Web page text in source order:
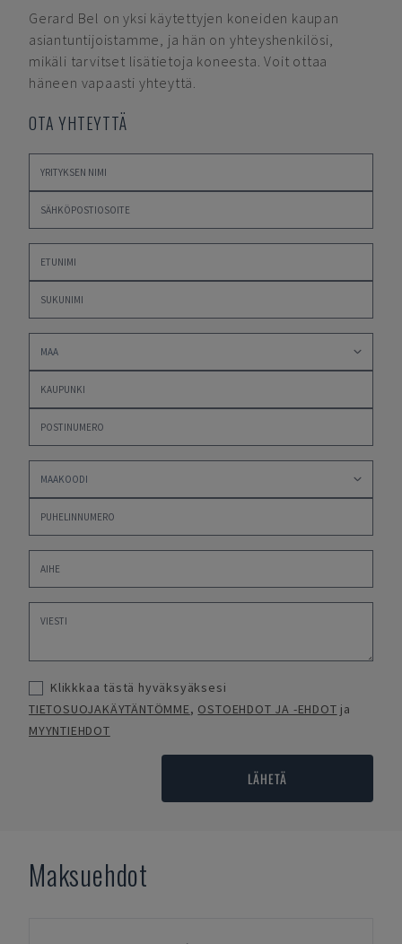
Gerard Bel on yksi käytettyjen koneiden kaupan
asiantuntijoistamme, ja hän on yhteyshenkilösi,
mikäli tarvitset lisätietoja koneesta. Voit ottaa
häneen vapaasti yhteyttä.
OTA YHTEYTTÄ
Klikkkaa tästä hyväksyäksesi
TIETOSUOJAKÄYTÄNTÖMME, OSTOEHDOT JA -EHDOT ja
MYYNTIEHDOT
LÄHETÄ
Maksuehdot